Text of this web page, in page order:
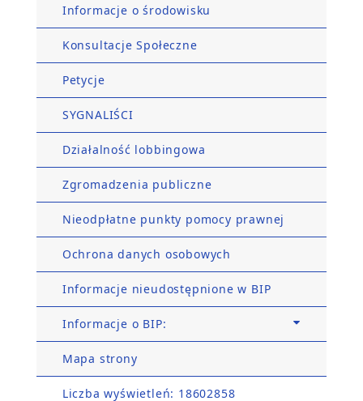
Informacje o środowisku
Konsultacje Społeczne
Petycje
SYGNALIŚCI
Działalność lobbingowa
Zgromadzenia publiczne
Nieodpłatne punkty pomocy prawnej
Ochrona danych osobowych
Informacje nieudostępnione w BIP
Informacje o BIP:
Mapa strony
Liczba wyświetleń: 18602858